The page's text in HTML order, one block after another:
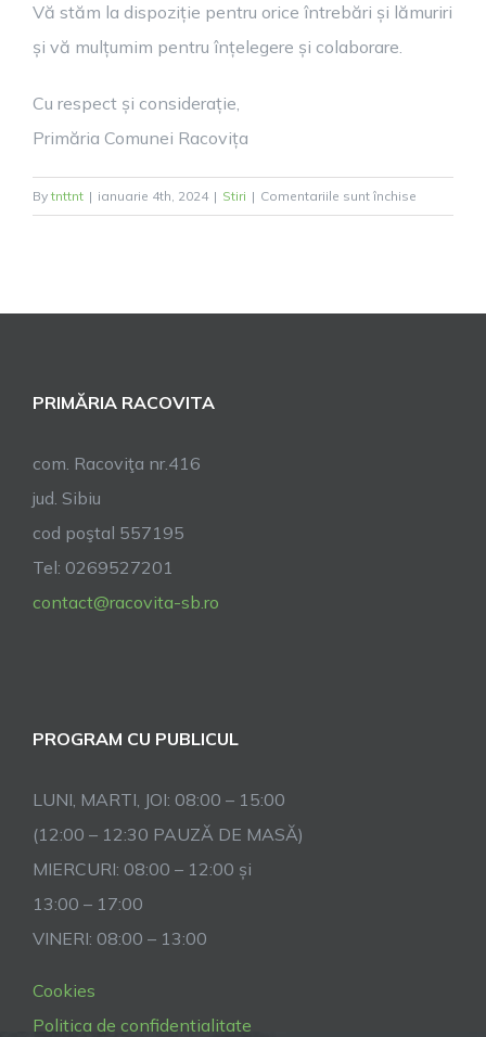
Vă stăm la dispoziție pentru orice întrebări și lămuriri
și vă mulțumim pentru înțelegere și colaborare.
Cu respect și considerație,
Primăria Comunei Racovița
By tnttnt | ianuarie 4th, 2024 | Stiri | Comentariile sunt închise
Programul
PRIMĂRIA RACOVITA
com. Racoviţa nr.416
jud. Sibiu
cod poştal 557195
Tel: 0269527201
contact@racovita-sb.ro
PROGRAM CU PUBLICUL
LUNI, MARTI, JOI: 08:00 – 15:00
(12:00 – 12:30 PAUZĂ DE MASĂ)
MIERCURI: 08:00 – 12:00 și
13:00 – 17:00
VINERI: 08:00 – 13:00
Cookies
Politica de confidentialitate